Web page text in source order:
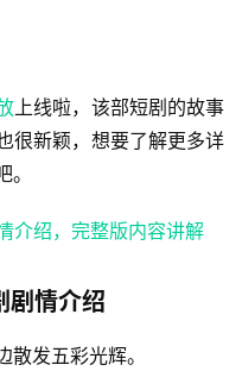
上线啦，该部短剧的故事
很新颖，想要了解更多详
剧情介绍
发五彩光辉。